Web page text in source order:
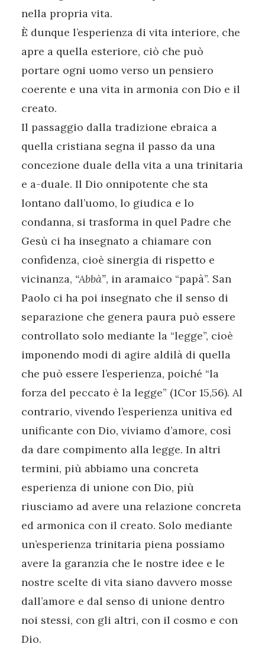
nella propria vita.
È dunque l’esperienza di vita interiore, che
apre a quella esteriore, ciò che può
portare ogni uomo verso un pensiero
coerente e una vita in armonia con Dio e il
creato.
Il passaggio dalla tradizione ebraica a
quella cristiana segna il passo da una
concezione duale della vita a una trinitaria
e a-duale. Il Dio onnipotente che sta
lontano dall’uomo, lo giudica e lo
condanna, si trasforma in quel Padre che
Gesù ci ha insegnato a chiamare con
confidenza, cioè sinergia di rispetto e
vicinanza, “Abbà”, in aramaico “papà”. San
Paolo ci ha poi insegnato che il senso di
separazione che genera paura può essere
controllato solo mediante la “legge”, cioè
imponendo modi di agire aldilà di quella
che può essere l’esperienza, poiché “la
forza del peccato è la legge” (1Cor 15,56). Al
contrario, vivendo l’esperienza unitiva ed
unificante con Dio, viviamo d’amore, così
da dare compimento alla legge. In altri
termini, più abbiamo una concreta
esperienza di unione con Dio, più
riusciamo ad avere una relazione concreta
ed armonica con il creato. Solo mediante
un’esperienza trinitaria piena possiamo
avere la garanzia che le nostre idee e le
nostre scelte di vita siano davvero mosse
dall’amore e dal senso di unione dentro
noi stessi, con gli altri, con il cosmo e con
Dio.